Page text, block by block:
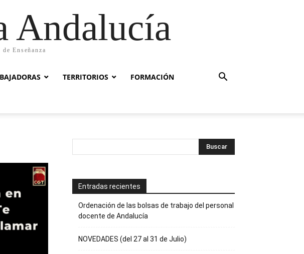
Andalucía
Enseñanza
TERRITORIOS FORMACIÓN
Entradas recientes
Ordenación de las bolsas de trabajo del personal
docente de Andalucía
NOVEDADES (del 27 al 31 de Julio)